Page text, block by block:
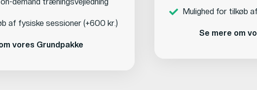
af fysiske sessioner (+600 kr.)
vores Grundpakke
Mulighed for tilkøb
Se mere om